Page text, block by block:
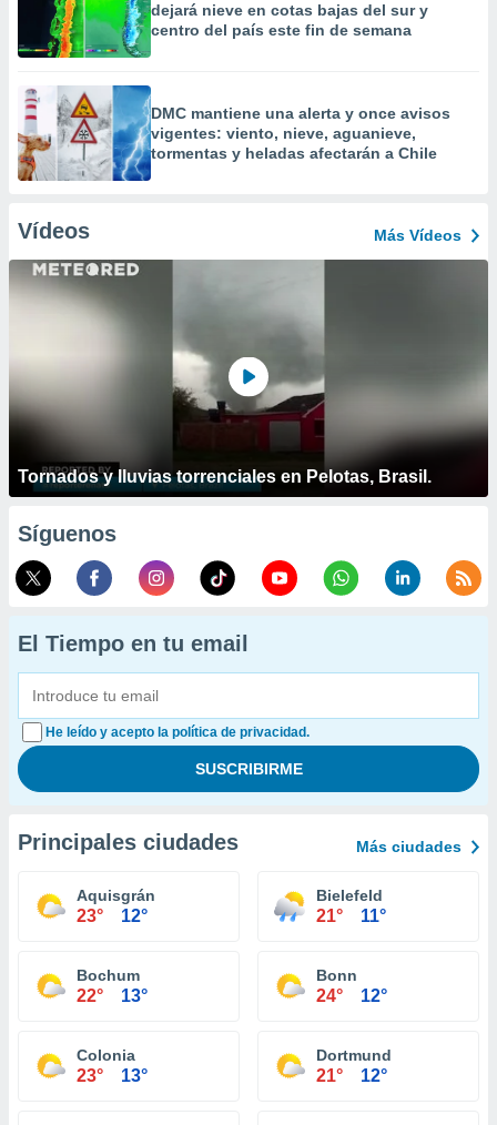
dejará nieve en cotas bajas del sur y
centro del país este fin de semana
DMC mantiene una alerta y once avisos
vigentes: viento, nieve, aguanieve,
tormentas y heladas afectarán a Chile
Vídeos Más Vídeos
Tornados y lluvias torrenciales en Pelotas, Brasil.
Síguenos
El Tiempo en tu email
He leído y acepto la política de privacidad.
Principales ciudades Más ciudades
Aquisgrán
23° 12°
Bielefeld
21° 11°
Bochum
22° 13°
Bonn
24° 12°
Colonia
23° 13°
Dortmund
21° 12°